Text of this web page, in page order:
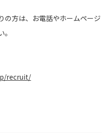
の方は、お電話やホームページ
recruit/